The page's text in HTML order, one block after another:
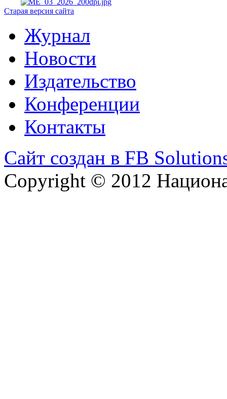
Старая версия сайта
Журнал
Новости
Издательство
Конференции
Контакты
Сайт создан в FB
Copyright © 2012